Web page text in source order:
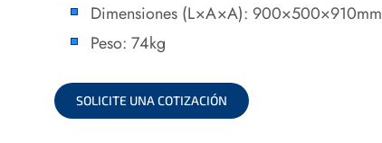
Dimensiones (L×A×A): 900×500×910mm
Peso: 74kg
SOLICITE UNA COTIZACIÓN